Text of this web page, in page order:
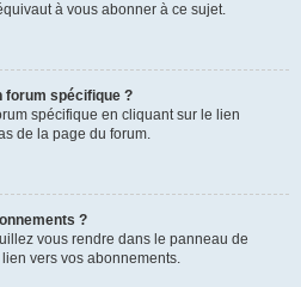
à vous abonner à ce sujet.
forum spécifique ?
spécifique en cliquant sur le lien
de la page du forum.
?
vous rendre dans le panneau de
vers vos abonnements.